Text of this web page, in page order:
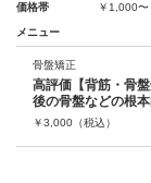
価格帯
￥1,000
メニュー
骨盤矯正
高評価【背筋・骨
後の骨盤などの根
￥3,000 （税込）